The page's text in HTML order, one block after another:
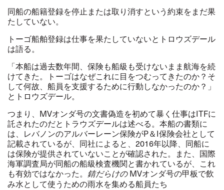
同船の船籍登録を停止または取り消すという約束をまだ果
たしていない。
トーゴ船舶登録は仕事を果たしていないとトロウズデール
は語る。
「本船は過去数年間、保険も船級も受けないまま航海を続
けてきた。トーゴはなぜこれに目をつむってきたのか？そ
して何故、船員を支援するために行動しなかったのか？」
とトロウズデール。
つまり、MVオンダ号の文書偽造を初めて暴く仕事はITFに
託されたのだとトラウズデールは述べる。本船の書類に
は、レバノンのアルバーレーン保険がP＆I保険会社として
記載されているが、同社によると、2016年以降、同船に
は保険が提供されていないことが確認された。また、国際
海軍調査局が同船の船級検査機関と書かれているが、これ
も有効ではなかった。 錆だらけの MVオンダ号の甲板で飲
み水として使うための雨水を集める船員たち